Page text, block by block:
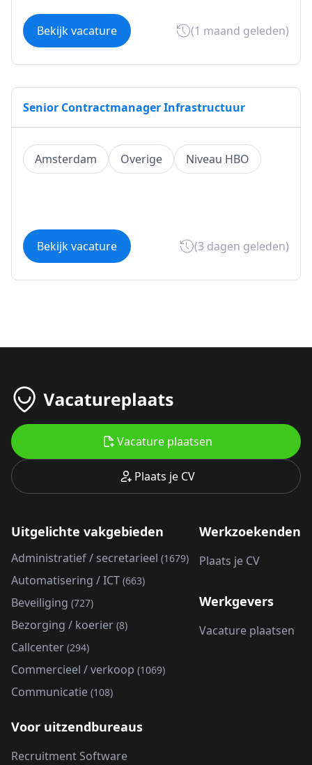
Bekijk vacature (1 maand geleden)
Senior Contractmanager Infrastructuur
Amsterdam Overige Niveau HBO
Bekijk vacature (3 dagen geleden)
Plaats je CV
Vacature plaatsen
Uitgelichte vakgebieden
Administratief / secretarieel (1679)
Automatisering / ICT (663)
Beveiliging (727)
Bezorging / koerier (8)
Callcenter (294)
Commercieel / verkoop (1069)
Communicatie (108)
Werkzoekenden
Plaats je CV
Werkgevers
Vacature plaatsen
Voor uitzendbureaus
Recruitment Software